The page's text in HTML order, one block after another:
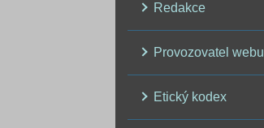
Redakce
Provozovatel webu
Etický kodex